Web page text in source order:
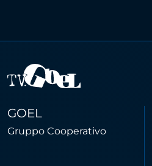
GOEL
Gruppo Cooperativo